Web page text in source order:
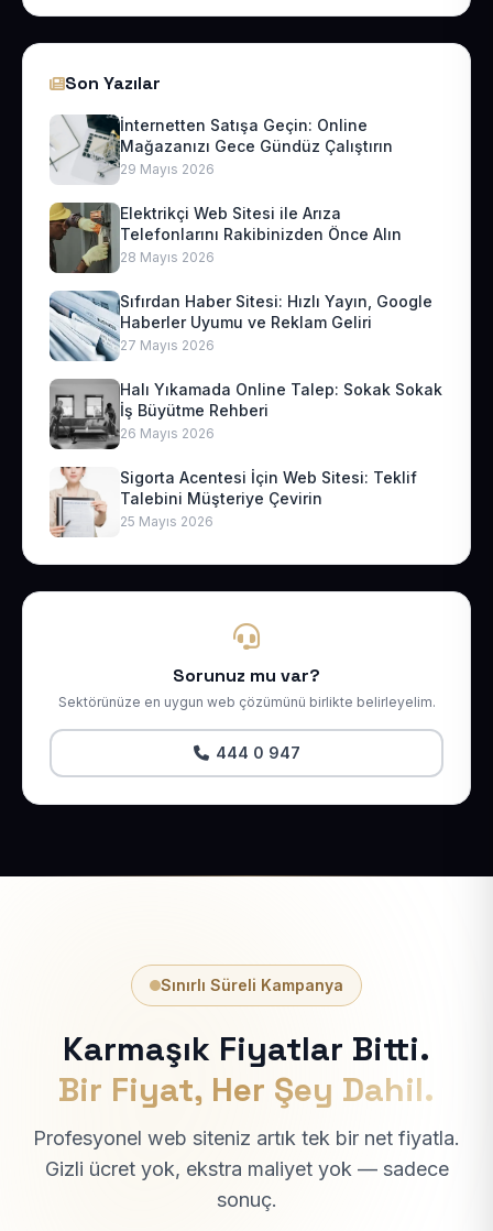
Son Yazılar
İnternetten Satışa Geçin: Online
Mağazanızı Gece Gündüz Çalıştırın
29 Mayıs 2026
Elektrikçi Web Sitesi ile Arıza
Telefonlarını Rakibinizden Önce Alın
28 Mayıs 2026
Sıfırdan Haber Sitesi: Hızlı Yayın, Google
Haberler Uyumu ve Reklam Geliri
27 Mayıs 2026
Halı Yıkamada Online Talep: Sokak Sokak
İş Büyütme Rehberi
26 Mayıs 2026
Sigorta Acentesi İçin Web Sitesi: Teklif
Talebini Müşteriye Çevirin
25 Mayıs 2026
Sorunuz mu var?
Sektörünüze en uygun web çözümünü birlikte belirleyelim.
444 0 947
Sınırlı Süreli Kampanya
Karmaşık Fiyatlar Bitti.
Bir Fiyat, Her Şey Dahil.
Profesyonel web siteniz artık tek bir net fiyatla.
Gizli ücret yok, ekstra maliyet yok — sadece
sonuç.